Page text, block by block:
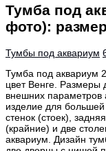
Тумба под
фото):
Тумбы под аквариум
Тумба под аквариум
цвет Венге. Размеры
внешних
изделие для
стенок (стоек),
(крайние) и две
аквариум. Дизайн